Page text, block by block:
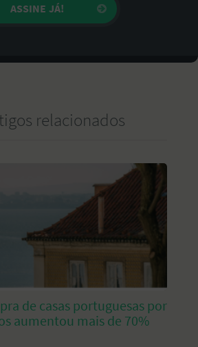
relacionados
de casas portuguesas por
aumentou mais de 70%